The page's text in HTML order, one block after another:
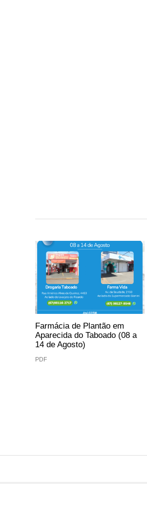
Farmácia de Plantão em
Aparecida do Taboado (08 a
14 de Agosto)
PDF